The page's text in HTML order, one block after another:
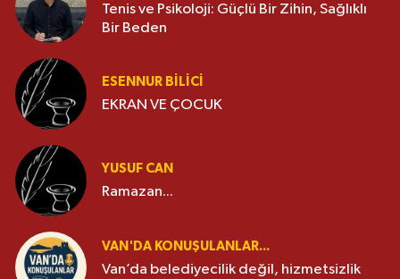
Tenis ve Psikoloji: Güçlü Bir Zihin, Sağlıklı
Bir Beden
ESENNUR BİLİCİ
EKRAN VE ÇOCUK
YUSUF CAN
Ramazan...
VAN'DA KONUŞULANLAR...
Van’da belediyecilik değil, hizmetsizlik